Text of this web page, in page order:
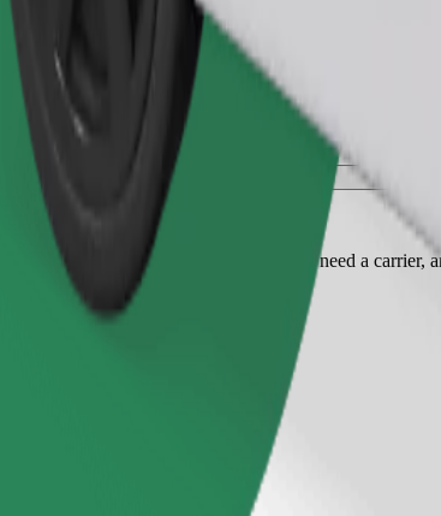
must wear a muzzle, small animals need a carrier,